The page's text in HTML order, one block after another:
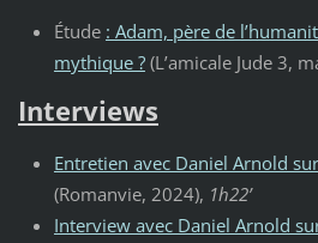
Étude : Adam, père de
mythique ?(L’amicale Jude 3,
Interviews
Entretien avec Daniel Arnold
(Romanvie, 2024), 1h22’
Interview avec Daniel Arnold